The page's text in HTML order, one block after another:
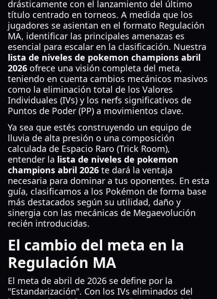
drásticamente con el lanzamiento del último
título centrado en torneos. A medida que los
jugadores se asientan en el formato Regulación
MA, identificar las principales amenazas es
esencial para escalar en la clasificación. Nuestra
lista de niveles de pokemon champions abril
2026 ofrece una visión completa del meta,
teniendo en cuenta cambios mecánicos masivos
como la eliminación total de los Valores
Individuales (IVs) y los nerfs significativos de
Puntos de Poder (PP) a movimientos clave.
Ya sea que estés construyendo un equipo de
lluvia de alta presión o una composición
calculada de Espacio Raro (Trick Room),
entender la lista de niveles de pokemon
champions abril 2026 te dará la ventaja
necesaria para dominar a tus oponentes. En esta
guía, clasificamos a los Pokémon de forma base
más destacados según su utilidad, daño y
sinergia con las mecánicas de Megaevolución
recién introducidas.
El cambio del meta en la
Regulación MA
El meta de abril de 2026 se define por la
"Estandarización". Con los IVs eliminados del